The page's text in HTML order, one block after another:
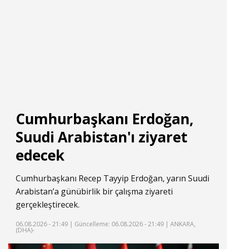
Cumhurbaşkanı Erdoğan,
Suudi Arabistan'ı ziyaret
edecek
Cumhurbaşkanı Recep Tayyip Erdoğan, yarın Suudi
Arabistan’a günübirlik bir çalışma ziyareti
gerçekleştirecek.
06.08.2026 - 21:49 | Güncelleme: 06.08.2026 - 21:49 | ANKARA,
(DHA)-